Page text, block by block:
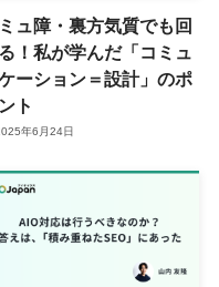
ュ障・裏方気質でも回
！私が学んだ「コミュ
ーション＝設計」のポ
ト
年6月24日